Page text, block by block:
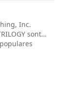
Inc.
sont